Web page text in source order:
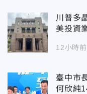
川普多
美投資
12小時前
臺中市
何欣純